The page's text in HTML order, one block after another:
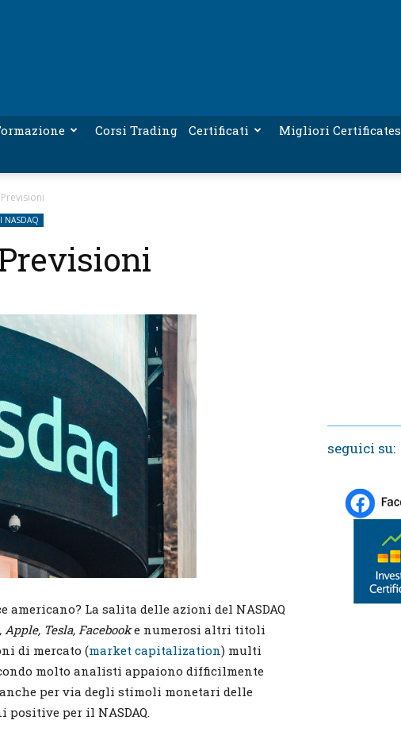
Corsi Trading Certificati
Migliori Certificates
NASDAQ
La salita delle azioni del NASDAQ
Apple, Tesla, Facebooke numerosi altri titoli
di mercato (market capitalization) multi
molto analisti appaiono difficilmente
per via degli stimoli monetari delle
per il NASDAQ.
seguici su: